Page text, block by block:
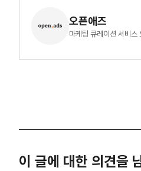
오픈애즈
마케팅 큐레이션 서비스
이 글에 대한 의견을